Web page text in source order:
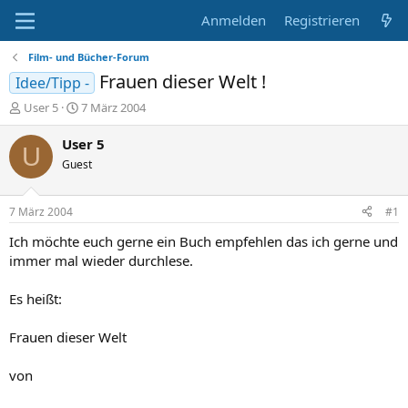
Anmelden Registrieren
Film- und Bücher-Forum
Idee/Tipp - Frauen dieser Welt !
E
r
s
l
e
r
User 5
E
r
s
e
t
a
7 März 2004
U User 5
Guest
7 März 2004 #1
Ich möchte euch gerne ein Buch empfehlen das ich gerne und
immer mal wieder durchlese.
Es heißt:
Frauen dieser Welt
von